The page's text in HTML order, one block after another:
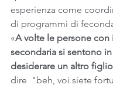
esperienza come
di programmi di
«A volte le persone con
secondaria si sentono
desiderare un altro figlio
dire  "beh, voi siete